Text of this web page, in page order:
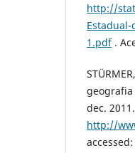
http://
Estadual-
1.pdf.
geografia
dec.
http://